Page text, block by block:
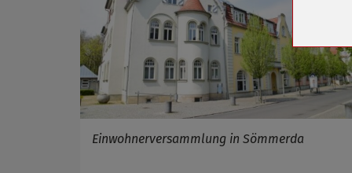
Einwohnerversammlung in Sömmerda
Name